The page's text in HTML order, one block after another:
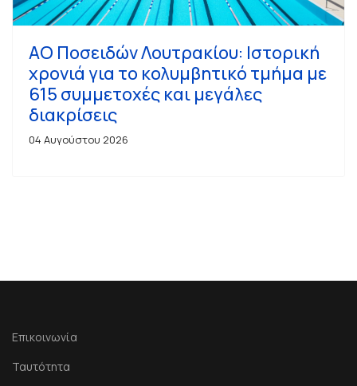
ΑΟ Ποσειδών Λουτρακίου: Ιστορική
χρονιά για το κολυμβητικό τμήμα με
615 συμμετοχές και μεγάλες
διακρίσεις
04 Αυγούστου 2026
Επικοινωνία
Ταυτότητα